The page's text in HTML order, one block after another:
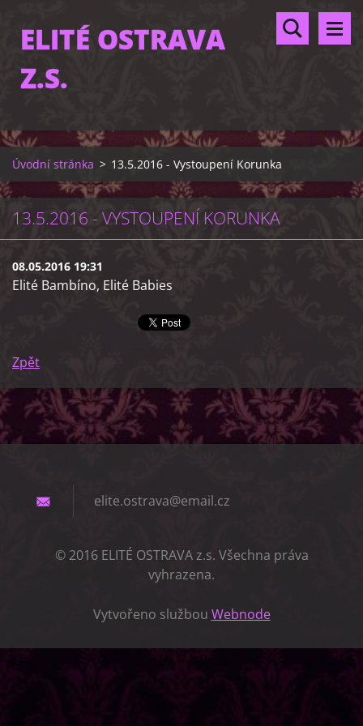
ELITÉ OSTRAVA
Z.S.
Úvodní stránka > 13.5.2016 - Vystoupení Korunka
13.5.2016 - VYSTOUPENÍ KORUNKA
08.05.2016 19:31
Elité Bambíno, Elité Babies
Zpět
elite.ostrava@email.cz
© 2016 ELITÉ OSTRAVA z.s. Všechna práva
vyhrazena.
Vytvořeno službou Webnode